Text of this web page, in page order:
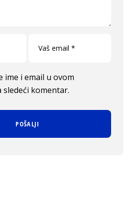
ime i email u ovom
sledeći komentar.